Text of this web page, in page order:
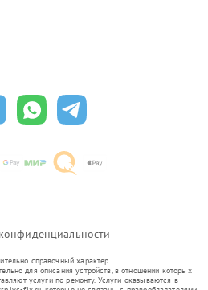
справочный характер.
для описания устройств, в отношении которых
услуги по ремонту. Услуги оказываются в